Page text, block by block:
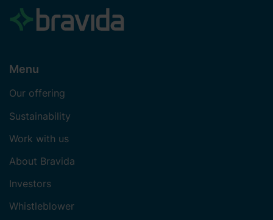
Menu
Our offering
Sustainability
Work with us
About Bravida
Investors
Whistleblower